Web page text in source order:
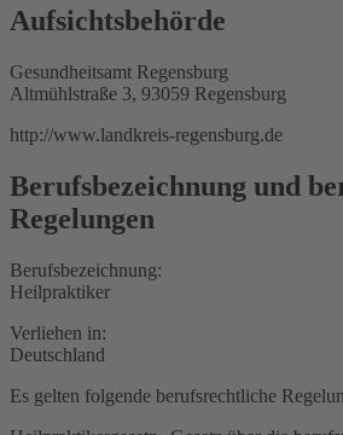
Aufsichtsbehörde
Gesundheitsamt Regensburg
Altmühlstraße 3, 93059 Regensburg
http://www.landkreis-regensburg.de
Berufsbezeichnung und
Regelungen
Berufsbezeichnung:
Heilpraktiker
Verliehen in:
Deutschland
Es gelten folgende berufsrechtliche